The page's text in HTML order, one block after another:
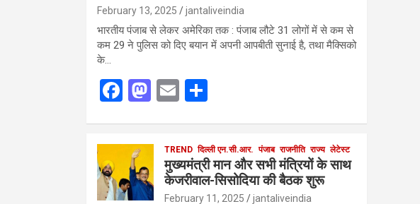
February 13, 2025 jantaliveindia
भारतीय पंजाब से लेकर अमेरिका तक : पंजाब लौटे 31 लोगों में से कम से
कम 29 ने पुलिस को दिए बयान में अपनी आपबीती सुनाई है, तथा मैक्सिको
के…
F
b
o
M
d
E S
e
TREND दिल्ली एन.सी.आर. पंजाब राजनीति राज्य लेटेस्ट
मुख्यमंत्री मान और सभी मंत्रियों के साथ
केजरीवाल-सिसोदिया की बैठक शुरू
February 11, 2025 jantaliveindia